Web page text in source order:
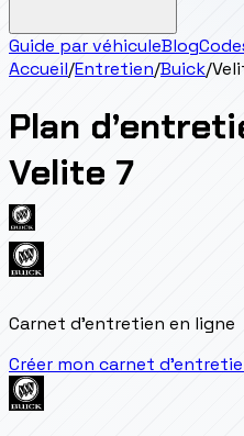
Guide par véhiculeBlog
Accueil/Entretien/Buick/
Plan
Velite 7
Carnet d'entretien en ligne
Créer mon carnet